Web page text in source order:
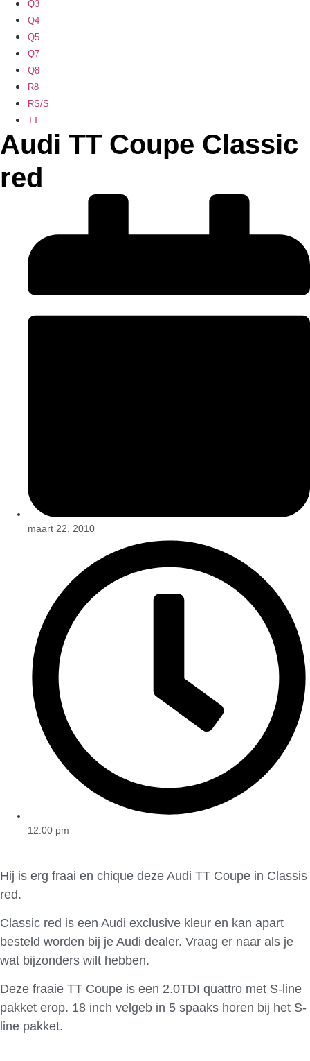
Q3
Q4
Q5
Q7
Q8
R8
RS/S
TT
Audi TT Coupe Classic
red
maart 22, 2010
12:00 pm
Hij is erg fraai en chique deze Audi TT Coupe in Classis
red.
Classic red is een Audi exclusive kleur en kan apart
besteld worden bij je Audi dealer. Vraag er naar als je
wat bijzonders wilt hebben.
Deze fraaie TT Coupe is een 2.0TDI quattro met S-line
pakket erop. 18 inch velgeb in 5 spaaks horen bij het S-
line pakket.